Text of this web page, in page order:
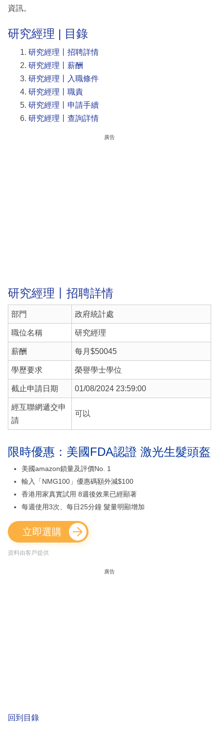
資訊。
研究經理 | 目錄
研究經理丨招聘詳情
研究經理丨薪酬
研究經理丨入職條件
研究經理丨職責
研究經理丨申請手續
研究經理丨查詢詳情
廣告
研究經理丨招聘詳情
部門 政府統計處
職位名稱 研究經理
薪酬 每月$50045
學歷要求 榮譽學士學位
截止申請日期 01/08/2024 23:59:00
經互聯網遞交申
請
可以
限時優惠：美國FDA認證 激光生髮頭盔
美國amazon鎖量及評價No. 1
輸入「NMG100」優惠碼額外減$100
香港用家真實試用 8週後效果已經顯著
每週使用3次、每日25分鐘 髮量明顯增加
立即選購
資料由客戶提供
廣告
回到目錄